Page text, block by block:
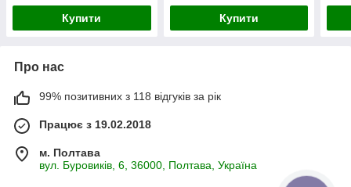
Купити Купити
Про нас
99% позитивних з 118 відгуків за рік
Працює з 19.02.2018
м. Полтава
вул. Буровиків, 6, 36000, Полтава, Україна